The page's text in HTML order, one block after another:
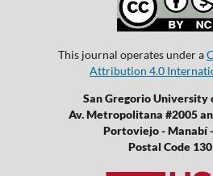
This journal operates under a
Attribution 4.0
San Gregorio
Av. Metropolitana #2005
Portoviejo - Manabí
Postal Code